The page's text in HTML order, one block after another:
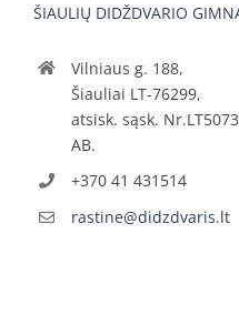
ŠIAULIŲ DIDŽDVARIO
Vilniaus g. 188,
Šiauliai LT-76299,
atsisk. sąsk.
AB.
+370 41 431514
rastine@didzdvaris.lt